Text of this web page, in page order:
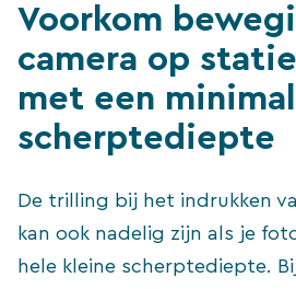
Voorkom
camera op
met een
scherptediepte
De trilling bij het indrukken
kan ook nadelig zijn als je
hele kleine scherptediepte.